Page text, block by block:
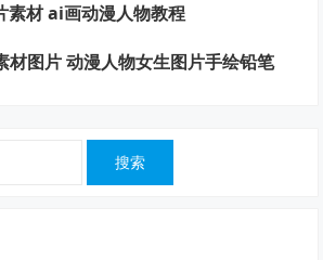
素材 ai画动漫人物教程
材图片 动漫人物女生图片手绘铅笔